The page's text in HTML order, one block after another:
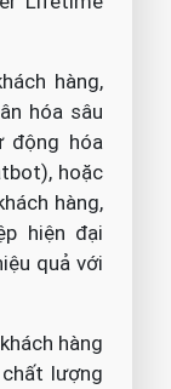
hàng,
hóa sâu
động hóa
hoặc
hàng,
hiện đại
quả với
hàng
lượng